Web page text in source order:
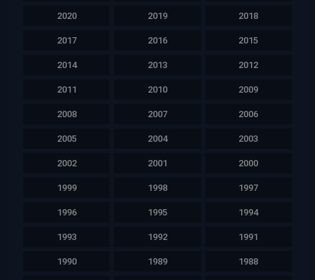
2020 2019 2018
2017 2016 2015
2014 2013 2012
2011 2010 2009
2008 2007 2006
2005 2004 2003
2002 2001 2000
1999 1998 1997
1996 1995 1994
1993 1992 1991
1990 1989 1988